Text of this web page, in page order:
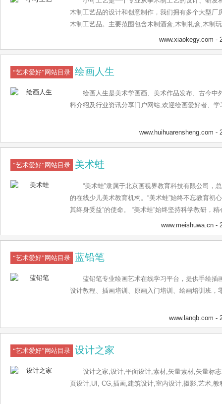
木制工艺品的设计和创意制作，我们拥有多个大型厂
木制工艺品。主要范围包含木制酒盒,木制礼盒,木制
件,木制首饰盒,木制工艺盒,木制酒架,木制茶几,木制
全国的朋友交流洽谈。
www.xiaokegy.com -
“艺术爱好”网站目录 绘画人生
绘画人生是美术学画画、美术作品发布、古今中
料介绍及行业资讯分享门户网站,欢迎绘画爱好者、
www.huihuarensheng.com -
“艺术爱好”网站目录 美术蛙
“美术蛙”隶属于北京画视界教育科技有限公司，
的在线少儿美术教育机构。“美术蛙”始终不忘教育初
其终身受益”的使命。 “美术蛙”始终坚持科学教研，
自主研发针对4--15岁孩子的线上少儿美术课程体系
求，形成了科学的美术教育方法和体系。课程体系进
儿美术课。
www.meishuwa.cn -
“艺术爱好”网站目录 蓝铅笔
蓝铅笔专业绘画艺术在线学习平台，提供手绘插
设计教程、插画培训、原画入门培训、绘画培训班，
www.lanqb.com -
“艺术爱好”网站目录 设计之家
设计之家,设计,平面设计,素材,矢量素材,矢量标
页设计,UI, CG,插画,建筑设计,室内设计,摄影,艺术,教